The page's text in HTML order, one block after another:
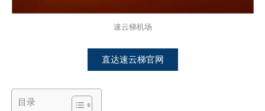
速云梯机场
直达速云梯官网
目录